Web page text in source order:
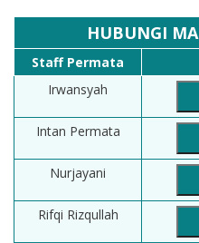
HUBUNGI
Staff Permata
Irwansyah
Intan Permata
Nurjayani
Rifqi Rizqullah